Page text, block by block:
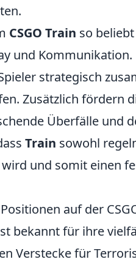
CSGO Train so
und
strategisch
Zusätzlich fördern
Überfälle und
Train sowohl
und somit einen
auf der
bekannt für ihre
Verstecke für